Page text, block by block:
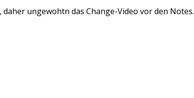
ungewohtn das Change-Video vor den Notes.